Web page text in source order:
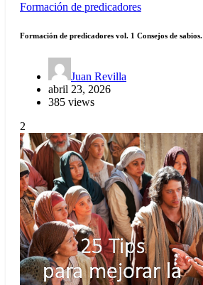
Formación de predicadores
Formación de predicadores vol. 1 Consejos de sabios.
Juan Revilla
abril 23, 2026
385 views
2